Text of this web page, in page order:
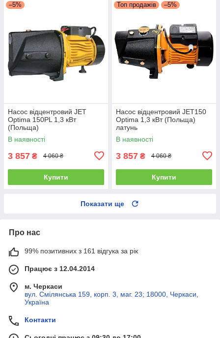
–5%
Насос відцентровий JET
Optima 150PL 1,3 кВт
(Польща)
В наявності
3 857 ₴ 4 060 ₴
Купити
Топ продажів –5%
Насос відцентровий JET150
Optima 1,3 кВт (Польща)
латунь
В наявності
3 857 ₴ 4 060 ₴
Купити
Показати ще
Про нас
99% позитивних з 161 відгука за рік
Працює з 12.04.2014
м. Черкаси
вул. Смілянська 159, корп. 3, маг. 23; 18000, Черкаси,
Україна
Контакти